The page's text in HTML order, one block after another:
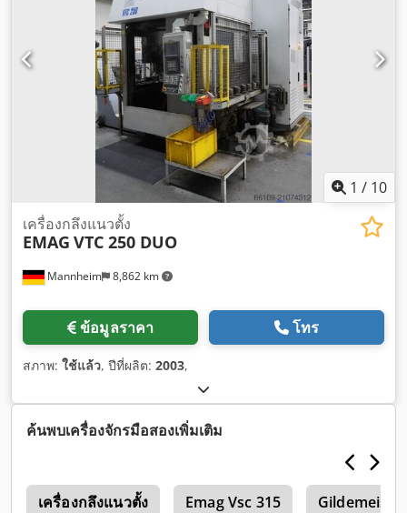
1 / 10
Mannheim 8,862 km
เครื่องกลึงแนวตั้ง
EMAG VTC 250 DUO
ข้อมูลราคา โทร
สภาพ: ใช้แล้ว, ปีที่ผลิต: 2003,
ค้นพบเครื่องจักรมือสองเพิ่มเติม
เครื่องกลึงแนวตั้ง Emag Vsc 315